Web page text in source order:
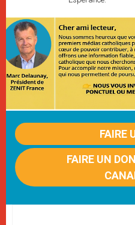
FAIRE
FAIRE UN